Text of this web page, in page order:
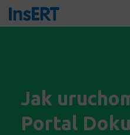
Jak
Portal